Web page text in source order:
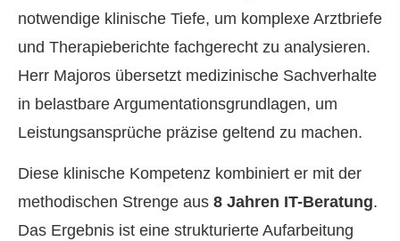
notwendige klinische Tiefe, um komplexe Arztbriefe
und Therapieberichte fachgerecht zu analysieren.
Herr Majoros übersetzt medizinische Sachverhalte
in belastbare Argumentationsgrundlagen, um
Leistungsansprüche präzise geltend zu machen.
Diese klinische Kompetenz kombiniert er mit der
methodischen Strenge aus 8 Jahren IT-Beratung.
Das Ergebnis ist eine strukturierte Aufarbeitung